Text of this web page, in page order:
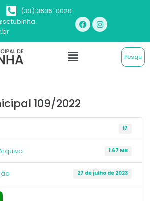
(33) 3636-0020
109/2022
17
1.67 MB
27 de julho de 2023